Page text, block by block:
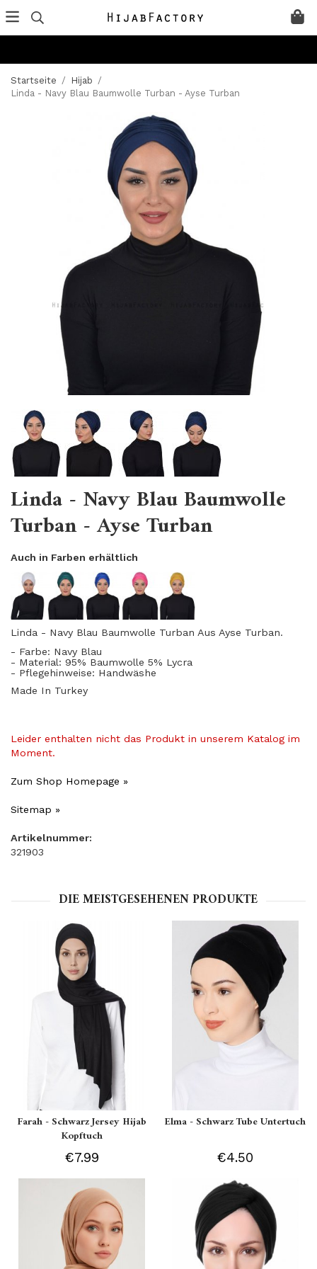
Startseite / Hijab /
Linda - Navy Blau Baumwolle Turban - Ayse Turban
Linda - Navy Blau Baumwolle
Turban - Ayse Turban
Auch in Farben erhältlich
Linda - Navy Blau Baumwolle Turban Aus Ayse Turban.
- Farbe: Navy Blau
- Material: 95% Baumwolle 5% Lycra
- Pflegehinweise: Handwäshe
Made In Turkey
Leider enthalten nicht das Produkt in unserem Katalog im
Moment.
Zum Shop Homepage »
Sitemap »
Artikelnummer:
321903
DIE MEISTGESEHENEN PRODUKTE
Farah - Schwarz Jersey Hijab
Kopftuch
€7.99
Elma - Schwarz Tube Untertuch
€4.50